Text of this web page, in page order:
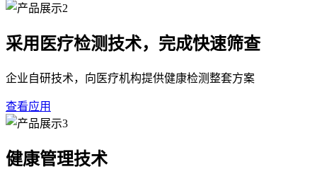
采用医疗检测技术，完成快速筛查
企业自研技术，向医疗机构提供健康检测整套方案
查看应用
健康管理技术